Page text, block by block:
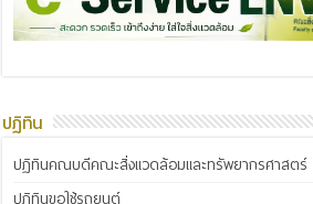
ปฏิทิน
ปฏิทินคณบดีคณะสิ่งแวดล้อมและทรัพยากรศาสตร์